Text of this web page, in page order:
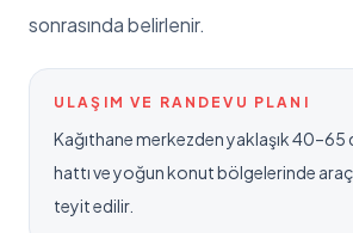
sonrasında belirlenir.
ULAŞIM VE RANDEVU PLANI
Kağıthane merkezden yaklaşık 40–65
hattı ve yoğun konut bölgelerinde
teyit edilir.